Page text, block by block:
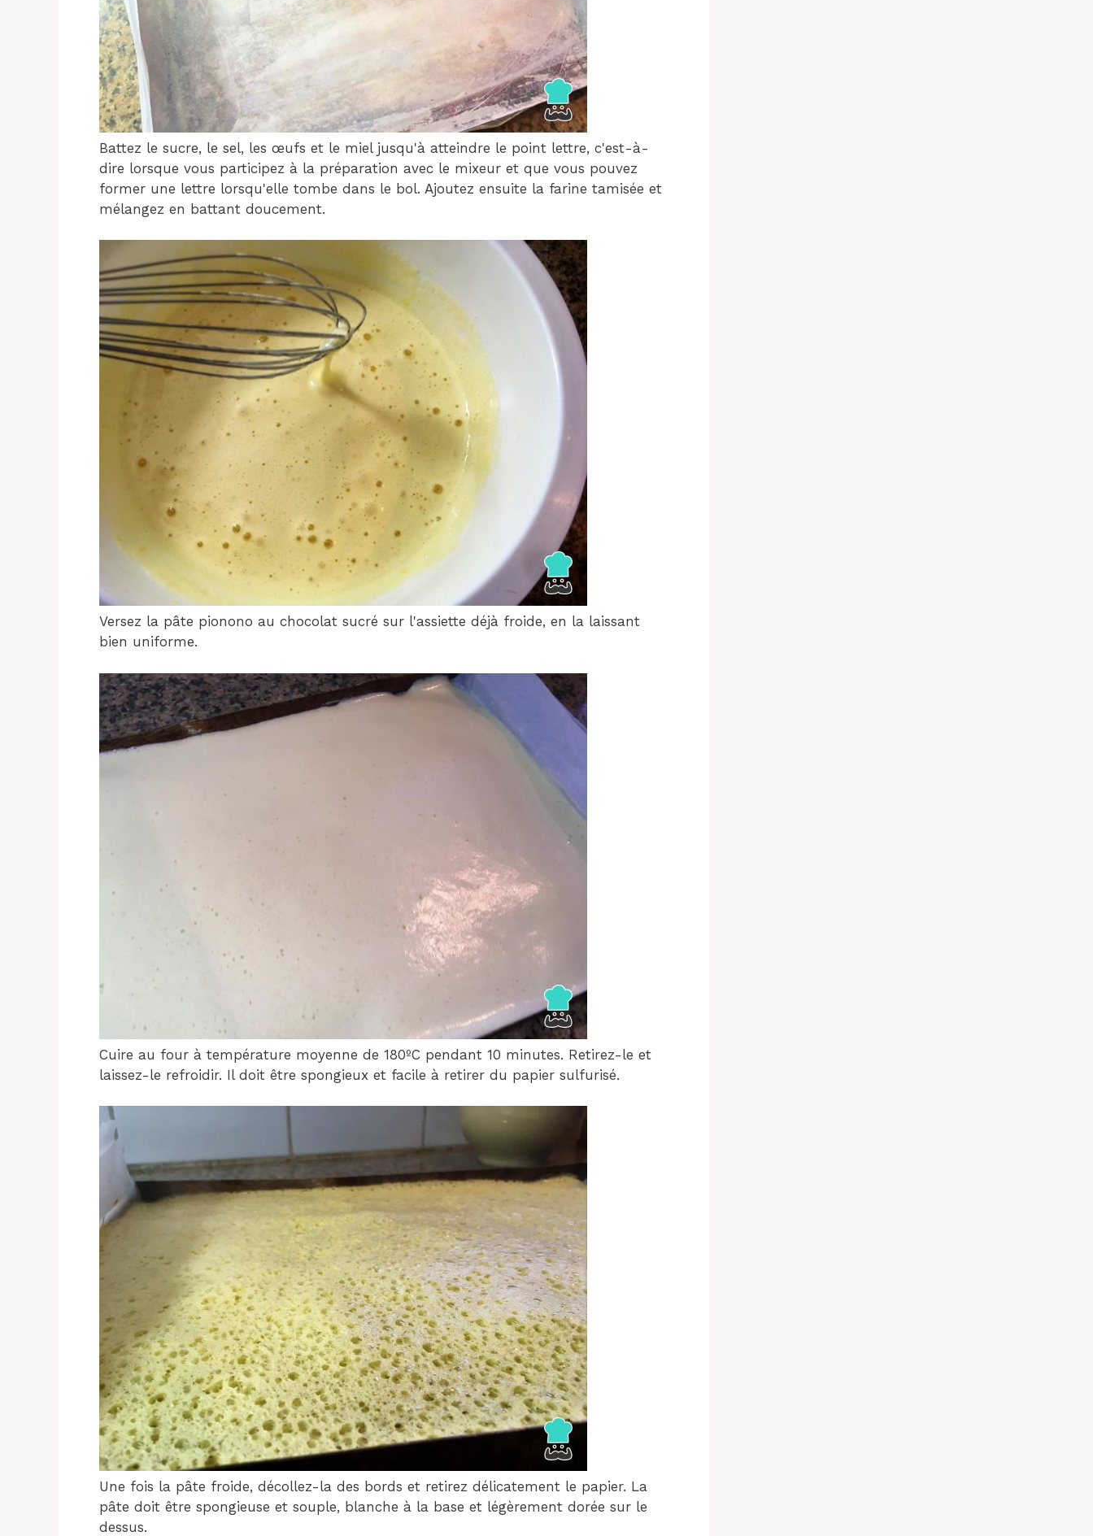
Battez le sucre, le sel, les œufs et le miel jusqu'à atteindre le point lettre, c'est-à-
dire lorsque vous participez à la préparation avec le mixeur et que vous pouvez
former une lettre lorsqu'elle tombe dans le bol. Ajoutez ensuite la farine tamisée et
mélangez en battant doucement.
Versez la pâte pionono au chocolat sucré sur l'assiette déjà froide, en la laissant
bien uniforme.
Cuire au four à température moyenne de 180ºC pendant 10 minutes. Retirez-le et
laissez-le refroidir. Il doit être spongieux et facile à retirer du papier sulfurisé.
Une fois la pâte froide, décollez-la des bords et retirez délicatement le papier. La
pâte doit être spongieuse et souple, blanche à la base et légèrement dorée sur le
dessus.